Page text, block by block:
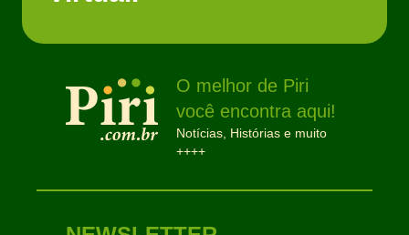
O melhor de Piri
você encontra aqui!
Notícias, Histórias e muito
++++